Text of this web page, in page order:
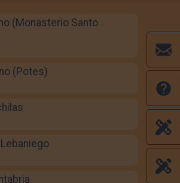
(Monasterio Santo
(Potes)